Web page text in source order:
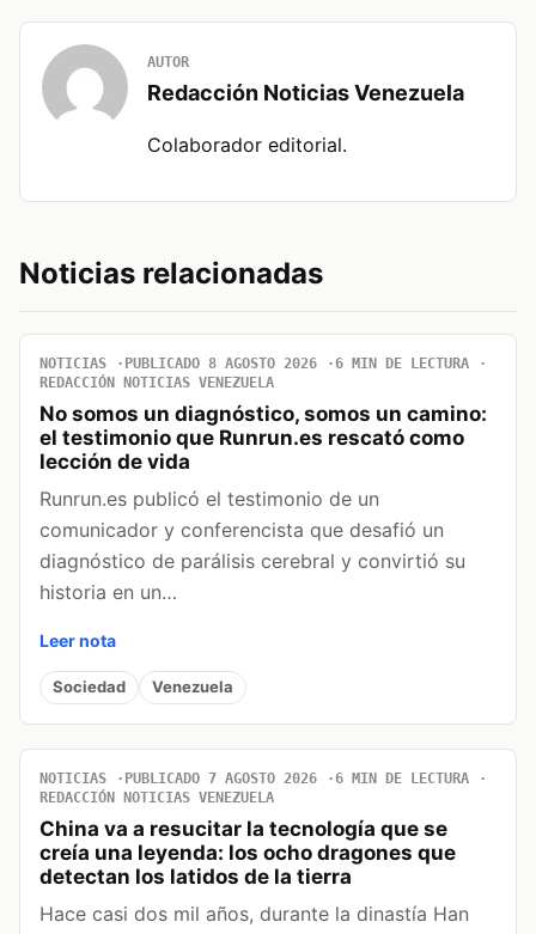
AUTOR
Redacción Noticias Venezuela
Colaborador editorial.
Noticias relacionadas
NOTICIAS PUBLICADO 8 AGOSTO 2026
6 MIN DE LECTURA
REDACCIÓN NOTICIAS VENEZUELA
No somos un diagnóstico, somos un camino:
el testimonio que Runrun.es rescató como
lección de vida
Runrun.es publicó el testimonio de un
comunicador y conferencista que desafió un
diagnóstico de parálisis cerebral y convirtió su
historia en un…
Leer nota
Sociedad Venezuela
NOTICIAS PUBLICADO 7 AGOSTO 2026
6 MIN DE LECTURA
REDACCIÓN NOTICIAS VENEZUELA
China va a resucitar la tecnología que se
creía una leyenda: los ocho dragones que
detectan los latidos de la tierra
Hace casi dos mil años, durante la dinastía Han